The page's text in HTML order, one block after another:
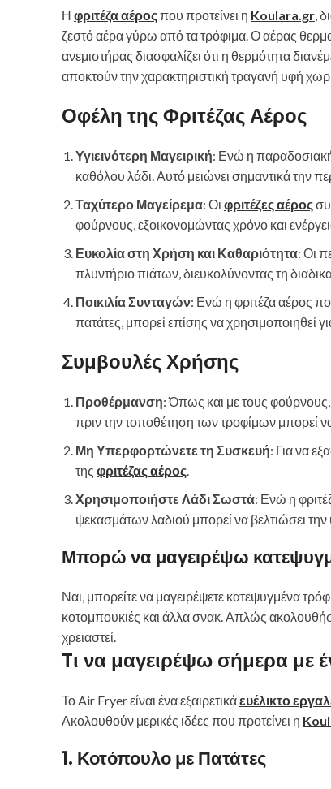
Η φριτέζα αέροςπου προτείνει η Koulara.gr,
ζεστό αέρα γύρω από τα τρόφιμα. Ο αέρας
ανεμιστήρας διασφαλίζει ότι η θερμότητα
αποκτούν την χαρακτηριστική τραγανή υφή
Οφέλη της Φριτέζας Αέρος
Υγιεινότερη Μαγειρική: Ενώ η
καθόλου λάδι. Αυτό μειώνει σημαντικά την
Ταχύτερο Μαγείρεμα: Οι φριτέζες αέρος
φούρνους, εξοικονομώντας χρόνο και
Ευκολία στη Χρήση και Καθαριότητα: Οι
πλυντήριο πιάτων, διευκολύνοντας τη
Ποικιλία Συνταγών: Ενώ η φριτέζα αέρος
πατάτες, μπορεί επίσης να χρησιμοποιηθεί
Συμβουλές Χρήσης
Προθέρμανση: Όπως και με τους
πριν την τοποθέτηση των τροφίμων μπορεί
Μη Υπερφορτώνετε τη Συσκευή: Για να
της φριτέζας αέρος.
Χρησιμοποιήστε Λάδι Σωστά: Ενώ η
ψεκασμάτων λαδιού μπορεί να βελτιώσει
Μπορώ να μαγειρέψω
Ναι, μπορείτε να μαγειρέψετε κατεψυγμένα
κοτομπουκιές και άλλα σνακ. Απλώς
χρειαστεί.
Tι να μαγειρέψω σήμερα με
Το Air Fryer είναι ένα εξαιρετικάευέλικτο
Ακολουθούν μερικές ιδέες που προτείνει η
1. Κοτόπουλο με Πατάτες